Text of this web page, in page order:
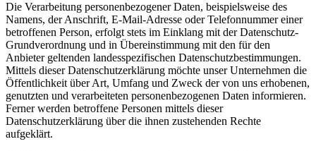
Die Verarbeitung personenbezogener Daten, beispielsweise des
Namens, der Anschrift, E-Mail-Adresse oder Telefonnummer einer
betroffenen Person, erfolgt stets im Einklang mit der Datenschutz-
Grundverordnung und in Übereinstimmung mit den für den
Anbieter geltenden landesspezifischen Datenschutzbestimmungen.
Mittels dieser Datenschutzerklärung möchte unser Unternehmen die
Öffentlichkeit über Art, Umfang und Zweck der von uns erhobenen,
genutzten und verarbeiteten personenbezogenen Daten informieren.
Ferner werden betroffene Personen mittels dieser
Datenschutzerklärung über die ihnen zustehenden Rechte
aufgeklärt.